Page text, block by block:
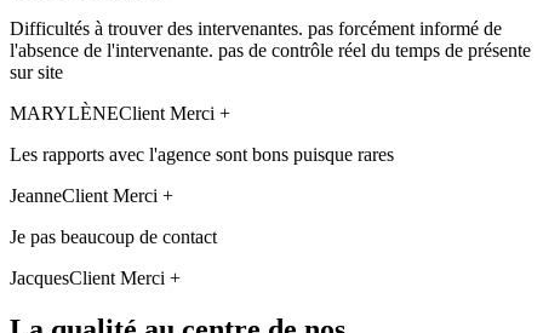
Difficultés à trouver des intervenantes. pas forcément informé de
l'absence de l'intervenante. pas de contrôle réel du temps de présente
sur site
MARYLÈNEClient Merci +
Les rapports avec l'agence sont bons puisque rares
JeanneClient Merci +
Je pas beaucoup de contact
JacquesClient Merci +